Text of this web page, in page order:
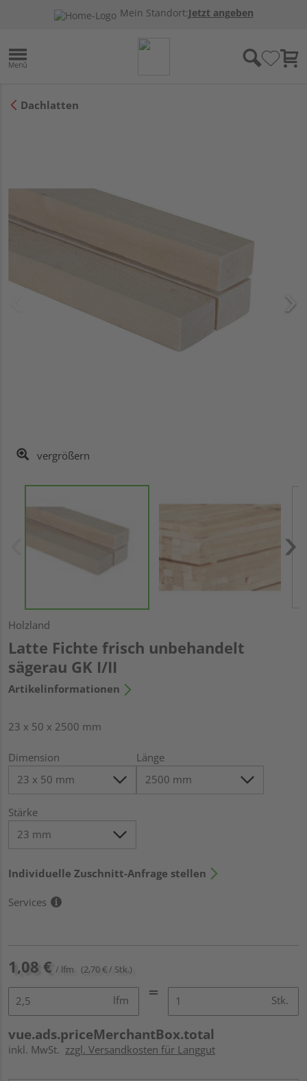
Mein Standort:Jetzt angeben
Dachlatten
vergrößern
Holzland
Latte Fichte frisch unbehandelt
sägerau GK I/II
Artikelinformationen
23 x 50 x 2500 mm
Dimension Länge
Stärke
Individuelle Zuschnitt-Anfrage stellen
Services
1,08 € / lfm (2,70 € / Stk.)
lfm Stk.
vue.ads.priceMerchantBox.total
inkl. MwSt. zzgl. Versandkosten für Langgut